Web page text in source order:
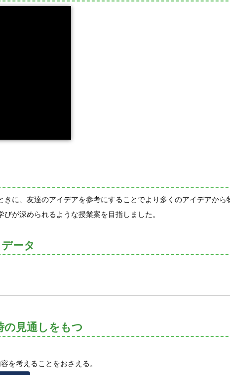
に、友達のアイデアを参考にすることでより多くのアイデアから
が深められるような授業案を目指しました。
ータ
の見通しをもつ
考えることをおさえる。